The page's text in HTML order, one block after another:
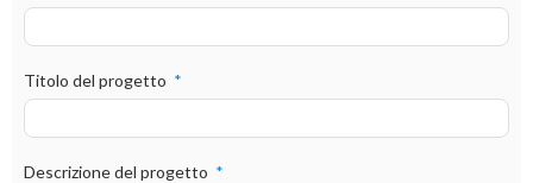
Titolo del progetto
Descrizione del progetto